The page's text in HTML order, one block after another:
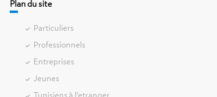
Plan du site
Particuliers
Professionnels
Entreprises
Jeunes